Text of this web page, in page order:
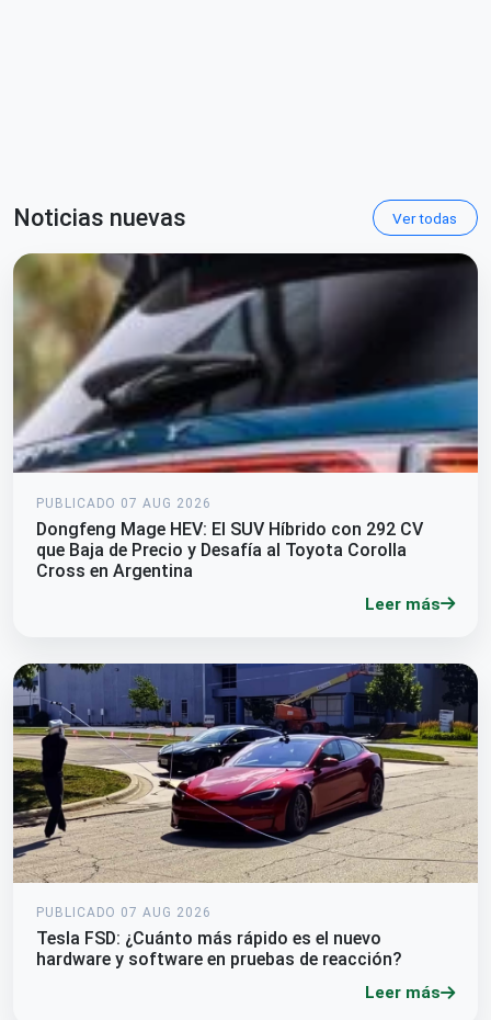
Noticias nuevas Ver todas
PUBLICADO 07 AUG 2026
Dongfeng Mage HEV: El SUV Híbrido con 292 CV
que Baja de Precio y Desafía al Toyota Corolla
Cross en Argentina
Leer más
PUBLICADO 07 AUG 2026
Tesla FSD: ¿Cuánto más rápido es el nuevo
hardware y software en pruebas de reacción?
Leer más